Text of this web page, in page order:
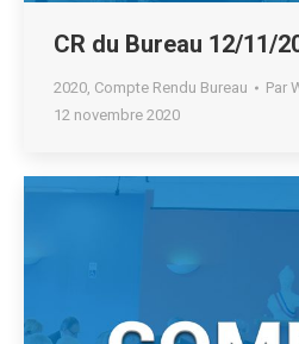
CR du Bureau 12/11/
2020, Compte Rendu Bureau Par
12 novembre 2020